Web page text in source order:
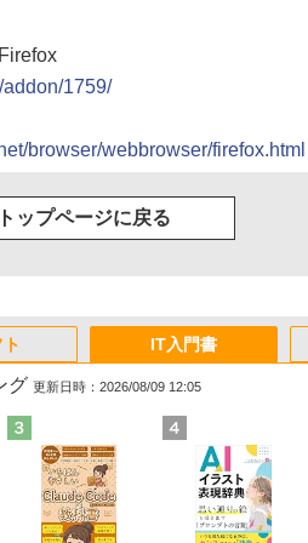
1759/
browser/webbrowser/firefox.html
ップページに戻る
IT入門書
グ 更新日時：2026/08/09 12:05